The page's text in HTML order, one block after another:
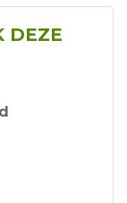
DEZE